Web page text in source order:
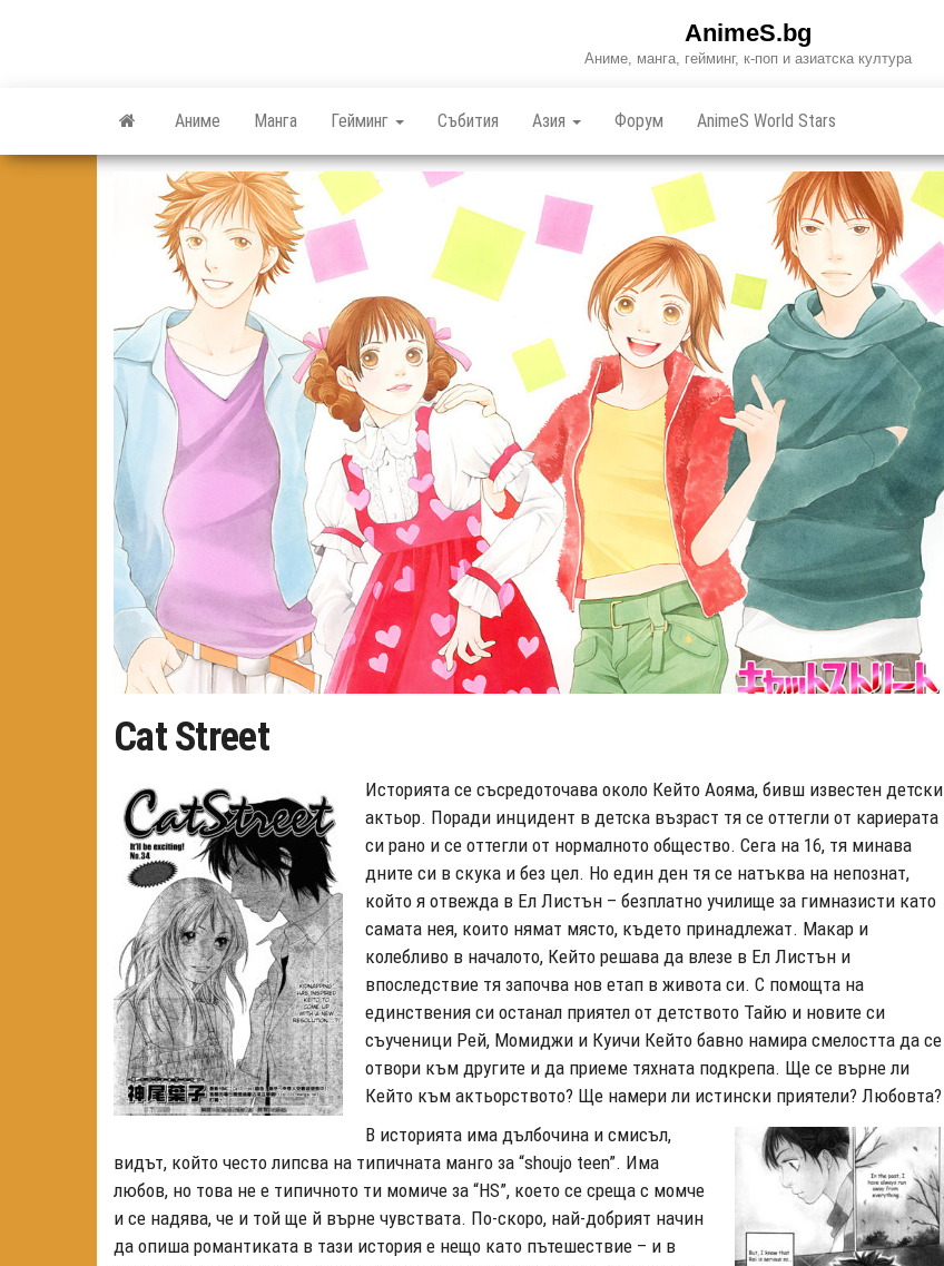
AnimeS.bg
Аниме, манга, гейминг, к-поп и азиатска култура
Аниме Манга Гейминг Събития Азия Форум AnimeS World Stars
Cat Street
Историята се съсредоточава около Кейто Аояма, бивш известен детски
актьор. Поради инцидент в детска възраст тя се оттегли от кариерата
си рано и се оттегли от нормалното общество. Сега на 16, тя минава
дните си в скука и без цел. Но един ден тя се натъква на непознат,
който я отвежда в Ел Листън – безплатно училище за гимназисти като
самата нея, които нямат място, където принадлежат. Макар и
колебливо в началото, Кейто решава да влезе в Ел Листън и
впоследствие тя започва нов етап в живота си. С помощта на
единствения си останал приятел от детството Тайю и новите си
съученици Рей, Момиджи и Куичи Кейто бавно намира смелостта да се
отвори към другите и да приеме тяхната подкрепа. Ще се върне ли
Кейто към актьорството? Ще намери ли истински приятели? Любовта?
В историята има дълбочина и смисъл,
видът, който често липсва на типичната манго за “shoujo teen”. Има
любов, но това не е типичното ти момиче за “HS”, което се среща с момче
и се надява, че и той ще й върне чувствата. По-скоро, най-добрият начин
да опиша романтиката в тази история е нещо като пътешествие – и в